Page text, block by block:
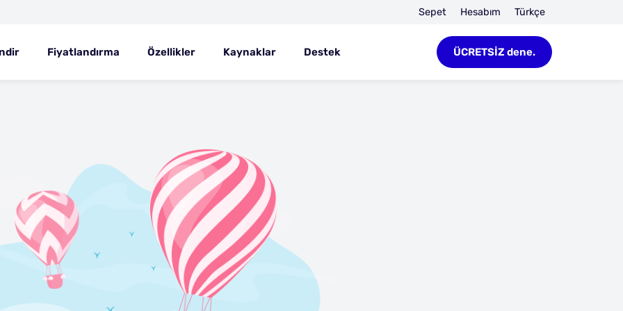
Sepet Hesabım Türkçe
Fiyatlandırma Özellikler Kaynaklar Destek ÜCRETSİZ dene.